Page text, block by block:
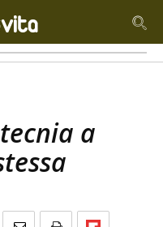
a